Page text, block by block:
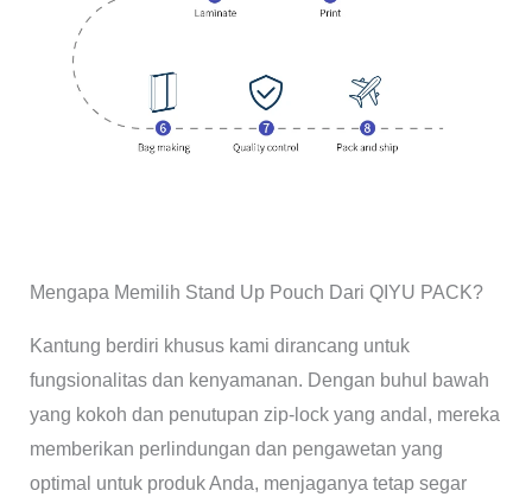
Mengapa Memilih Stand Up Pouch Dari QIYU PACK?
Kantung berdiri khusus kami dirancang untuk
fungsionalitas dan kenyamanan. Dengan buhul bawah
yang kokoh dan penutupan zip-lock yang andal, mereka
memberikan perlindungan dan pengawetan yang
optimal untuk produk Anda, menjaganya tetap segar